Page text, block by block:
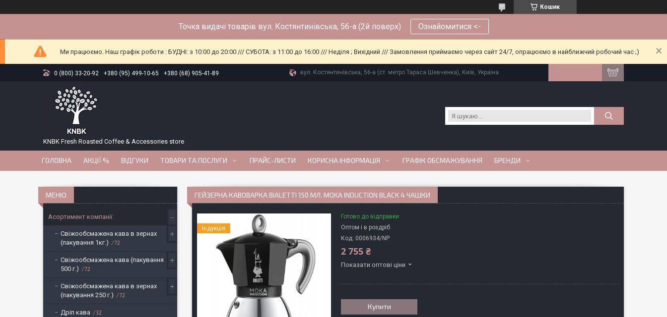
Кошик
Точка видачі товарів вул. Костянтинівська, 56-а (2й поверх) Ознайомитися <-
Ми працюємо. Наш графік роботи : БУДНІ: з 10:00 до 20:00 /// СУБОТА: з 11:00 до 16:00 /// Неділя ; Вихідний /// Замовлення приймаємо через сайт 24/7, опрацюємо в найближчий робочий час ;)
0 (800) 33-20-92 +380 (95) 499-10-65 +380 (68) 905-41-89 вул. Костянтинівська, 56-а (ст. метро Тараса Шевченка), Київ, Україна
KNBK Fresh Roasted Coffee & Accessories store
ГОЛОВНА АКЦІЇ % ВІДГУКИ ТОВАРИ ТА ПОСЛУГИ ПРАЙС-ЛИСТИ КОРИСНА ІНФОРМАЦІЯ ГРАФІК ОБСМАЖУВАННЯ БРЕНДИ
ГЕЙЗЕРНА КАВОВАРКА BIALETTI 150 МЛ. MOKA INDUCTION BLACK 4 ЧАШКИ
Індукція
Готово до відправки
Оптом і в роздріб
Код: 0006934/NP
2 755 ₴
Показати оптові ціни
Купити
Асортимент компанії:
Свіжообсмажена кава в зернах
(пакування 1кг.)
72
Свіжообсмажена кава (пакування
500 г.)
72
Свіжообсмажена кава в зернах
(пакування 250 г.)
72
Дріп кава 32